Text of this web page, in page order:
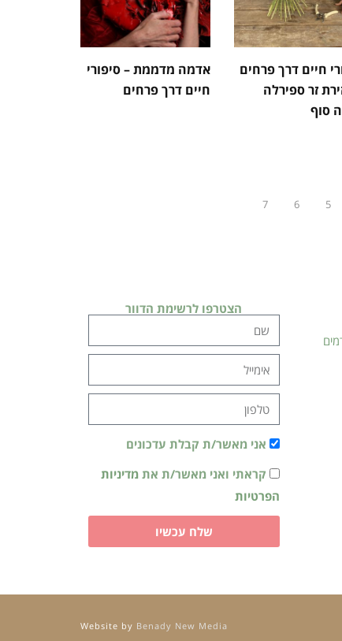
חיים דרך פרחים
זר ספירלה
סוף
אדמה מדממת – סיפורי
חיים דרך פרחים
5
6
7
הצטרפו לרשימת הדוור
אני מאשר/ת קבלת עדכונים
קראתי ואני מאשר/ת אתמדיניות
הפרטיות
שלח עכשיו
Website by Benady New Media